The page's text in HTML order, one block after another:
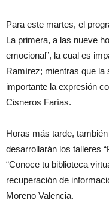
Para este martes, el
La primera, a las nueve
emocional”, la cual es
Ramírez; mientras que la
importante la expresión
Cisneros Farías.
Horas más tarde,
desarrollarán los talleres
“Conoce tu biblioteca
recuperación de
Moreno Valencia.